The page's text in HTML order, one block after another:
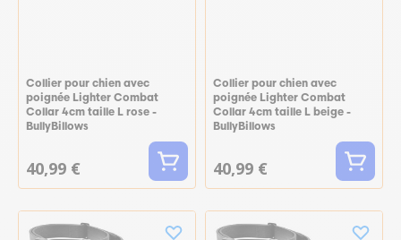
Collier pour chien avec
poignée Lighter Combat
Collar 4cm taille L rose -
BullyBillows
40,99 €
Collier pour chien avec
poignée Lighter Combat
Collar 4cm taille L beige -
BullyBillows
40,99 €